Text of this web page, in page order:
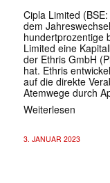
Cipla Limited
dem
hundertprozentige
Limited eine
der Ethris GmbH
hat. Ethris
auf die direkte
Atemwege durch
Weiterlesen
3. JANUAR 2023